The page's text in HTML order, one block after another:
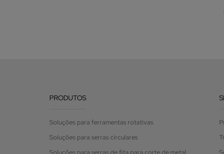
PRODUTOS
Soluções para ferramentas rotativas
Soluções para serras circulares
Soluções para serras de fita para corte de metal